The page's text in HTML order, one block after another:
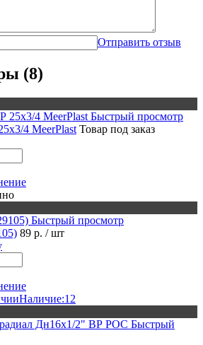
Отправить отзыв
(8)
Быстрый просмотр
4 MeerPlast Товар под заказ
Быстрый просмотр
89 р. / шт
Наличие:12
Быстрый